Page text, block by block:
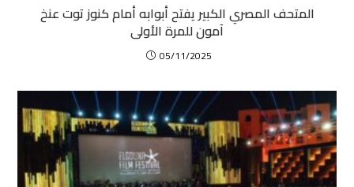
المتحف المصري الكبير يفتح أبوابه أمام كنوز توت عنخ
آمون للمرة الأولى
05/11/2025